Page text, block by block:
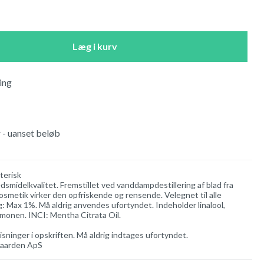
Læg i kurv
uanset beløb
Fremstillet ved vanddampdestillering af blad fra
virker den opfriskende og rensende. Velegnet til alle
Max 1%. Må aldrig anvendes ufortyndet. Indeholder linalool,
INCI: Mentha Citrata Oil.
i opskriften. Må aldrig indtages ufortyndet.
ApS